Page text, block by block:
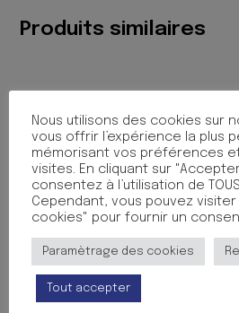
VIVE
160G
Produits similaires
12 FEUTRES FINS A
DESSINER CRAYOLA
7.99€
Nous utilisons des cookies sur
vous offrir l’expérience la plus
mémorisant vos préférences
visites. En cliquant sur
consentez à l’utilisation de
Cependant, vous pouvez
cookies" pour fournir un
Paramètrage des cookies
Tout accepter